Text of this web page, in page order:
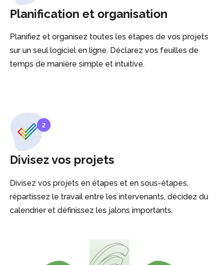
Planification et organisation
Planifiez et organisez toutes les étapes de vos projets
sur un seul logiciel en ligne. Déclarez vos feuilles de
temps de manière simple et intuitive.
2
Divisez vos projets
Divisez vos projets en étapes et en sous-étapes,
répartissez le travail entre les intervenants, décidez du
calendrier et définissez les jalons importants.